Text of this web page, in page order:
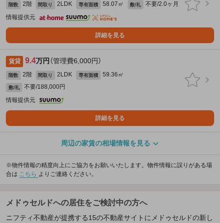
階数 2階 間取り 2LDK 専有面積 58.07㎡ 敷/礼
不要/2.0ヶ月
情報提供元
詳細を見る
賃貸 9.4万円 （管理費6,000円）
階数 2階 間取り 2LDK 専有面積 59.36㎡
敷/礼
不要/188,000円
情報提供元
詳細を見る
周辺の家賃の相場情報を見る
※物件情報の精度向上にご協力をお願いいたします。物件情報に誤りがある場
合は こちら よりご連絡ください。
メドゥセルドへの居住をご検討中の方へ
ニフティ不動産が提携する15の不動産サイトにメドゥセルドの新し